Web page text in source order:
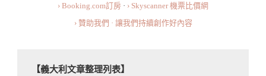
› Booking.com訂房 · › Skyscanner 機票比價網
› 贊助我們 · 讓我們持續創作好內容
【義大利文章整理列表】